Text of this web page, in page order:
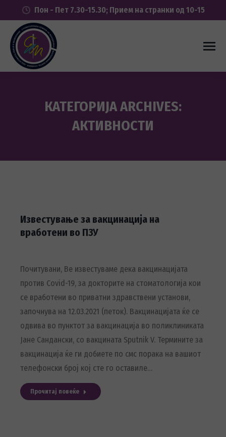
Пон - Пет 7.30-15.30; Прием на странки од 10-15
КАТЕГОРИЈА ARCHIVES:
АКТИВНОСТИ
Известување за вакцинација на
вработени во ПЗУ
Почитувани, Ве известуваме дека вакцинацијата
против Covid-19, за докторите на стоматологија кои
се вработени во приватни здравствени установи,
започнува на 12.03.2021 (петок). Вакцинацијата ќе се
одвива во пунктот за вакцинација во поликлиниката
Јане Сандански, со вакцината Sputnik V. Термините за
вакцинација ќе ги добиете по смс порака на вашиот
телефонски број кој сте го оставиле…
Прочитај повеќе